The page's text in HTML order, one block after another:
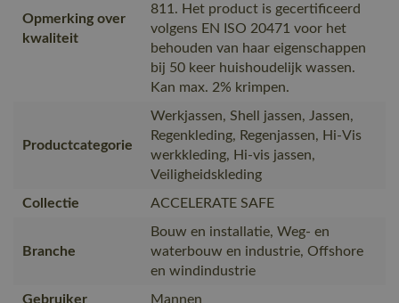
Opmerking over
kwaliteit
811. Het product is gecertificeerd
volgens EN ISO 20471 voor het
behouden van haar eigenschappen
bij 50 keer huishoudelijk wassen.
Kan max. 2% krimpen.
Productcategorie
Werkjassen, Shell jassen, Jassen,
Regenkleding, Regenjassen, Hi-Vis
werkkleding, Hi-vis jassen,
Veiligheidskleding
Collectie
ACCELERATE SAFE
Branche
Bouw en installatie, Weg- en
waterbouw en industrie, Offshore
en windindustrie
Gebruiker
Mannen